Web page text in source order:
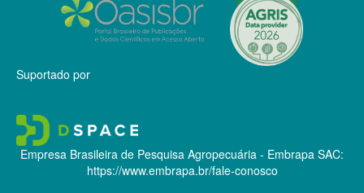
Suportado por
Empresa Brasileira de Pesquisa Agropecuária - Embrapa SAC:
https://www.embrapa.br/fale-conosco